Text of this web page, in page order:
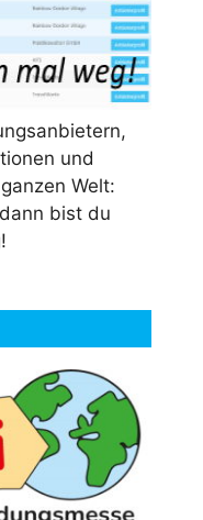
und
Welt:
bist du